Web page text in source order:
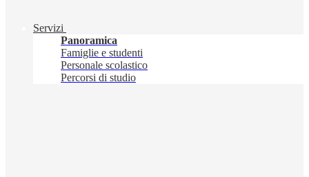
Servizi
Panoramica
Famiglie e studenti
Personale scolastico
Percorsi di studio